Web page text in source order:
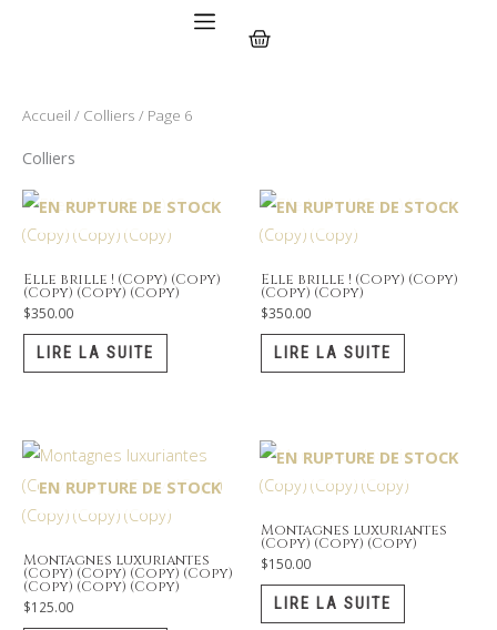
Panier
Accueil / Colliers / Page 6
Colliers
EN RUPTURE DE STOCK
Elle brille ! (Copy) (Copy)
(Copy) (Copy) (Copy)
$350.00
LIRE LA SUITE
EN RUPTURE DE STOCK
Elle brille ! (Copy) (Copy)
(Copy) (Copy)
$350.00
LIRE LA SUITE
EN RUPTURE DE STOCK
Montagnes luxuriantes
(Copy) (Copy) (Copy) (Copy)
(Copy) (Copy) (Copy)
$125.00
EN RUPTURE DE STOCK
Montagnes luxuriantes
(Copy) (Copy) (Copy)
$150.00
LIRE LA SUITE